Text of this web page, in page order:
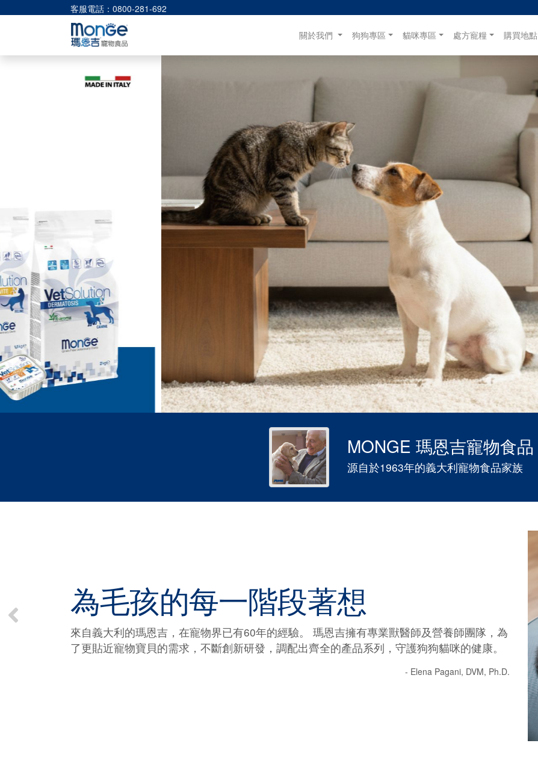
客服電話：0800-281-692
關於我們 (目前)狗狗專區 貓咪專區 處方寵糧 購買地點
MONGE 瑪恩吉寵物食品
源自於1963年的義大利寵物食品家族
為毛孩的每一階段著想
來自義大利的瑪恩吉，在寵物界已有60年的經驗。 瑪恩吉擁有專業獸醫師及營養師團隊，為
了更貼近寵物寶貝的需求，不斷創新研發，調配出齊全的產品系列，守護狗狗貓咪的健康。
- Elena Pagani, DVM, Ph.D.